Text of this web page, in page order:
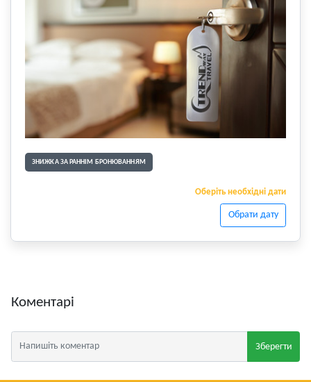
ЗНИЖКА ЗА РАННІМ БРОНЮВАННЯМ
Оберіть необхідні дати
Обрати дату
Коментарі
Зберегти